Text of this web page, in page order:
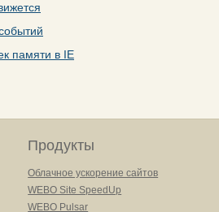
памяти в IE
Продукты
Облачное ускорение сайтов
WEBO Site SpeedUp
WEBO Pulsar